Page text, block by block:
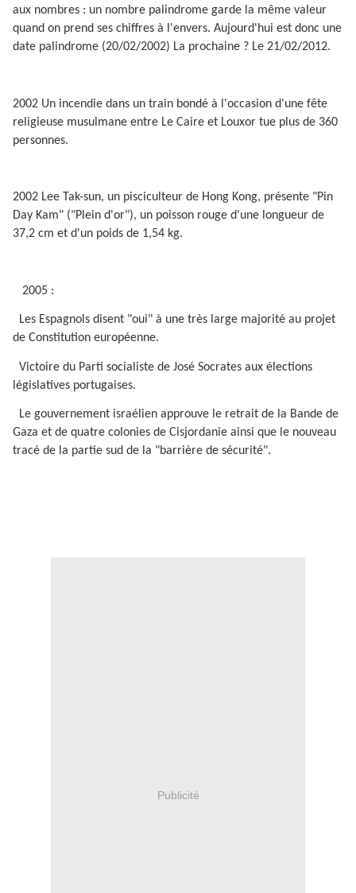
aux nombres : un nombre palindrome garde la même valeur
quand on prend ses chiffres à l'envers. Aujourd'hui est donc une
date palindrome (20/02/2002) La prochaine ? Le 21/02/2012.
2002 Un incendie dans un train bondé à l'occasion d'une fête
religieuse musulmane entre Le Caire et Louxor tue plus de 360
personnes.
2002 Lee Tak-sun, un pisciculteur de Hong Kong, présente "Pin
Day Kam" ("Plein d'or"), un poisson rouge d'une longueur de
37,2 cm et d'un poids de 1,54 kg.
2005 :
Les Espagnols disent "oui" à une très large majorité au projet
de Constitution européenne.
Victoire du Parti socialiste de José Socrates aux élections
législatives portugaises.
Le gouvernement israélien approuve le retrait de la Bande de
Gaza et de quatre colonies de Cisjordanie ainsi que le nouveau
tracé de la partie sud de la "barrière de sécurité".
Publicité